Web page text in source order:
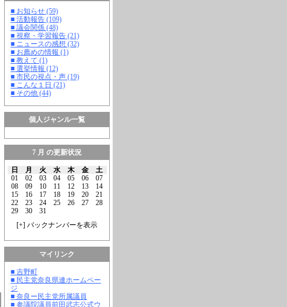
■ お知らせ (59)
■ 活動報告 (109)
■ 議会関係 (48)
■ 視察・学習報告 (21)
■ ニュースの感想 (32)
■ お薦めの情報 (1)
■ 教えて (1)
■ 選挙情報 (12)
■ 市民の視点・声 (19)
■ こんな１日 (21)
■ その他 (44)
個人ジャンル一覧
7 月 の更新状況
日 月 火 水 木 金
土
01
02 03 04 05 06
07
08
09 10 11 12 13
14
15
16 17 18 19 20
21
22
23 24 25 26 27
28
29
30
31
[+] バックナンバーを表示
マイリンク
■ 吉野町
■ 民主党奈良県連ホームペー
ジ
■ 奈良ー民主党所属議員
■ 参議院議員前田武志公式ウ